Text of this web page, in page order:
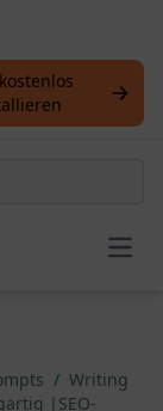
/ Writing
|SEO-